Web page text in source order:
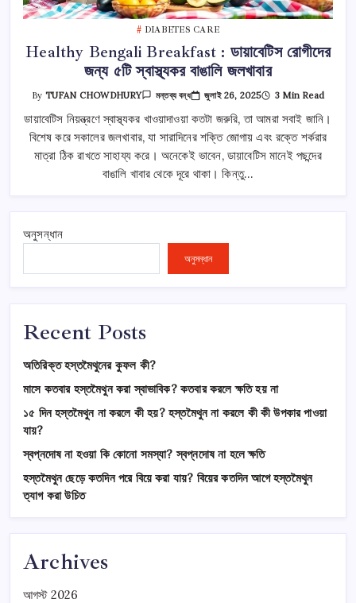
DIABETES CARE
Healthy Bengali Breakfast : ডায়াবেটিস রোগীদের
জন্য ৫টি স্বাস্থ্যকর বাঙালি জলখাবার
By TUFAN CHOWDHURY
Healthy
Bengali
Breakfast
:
ডায়াবেটিস
জন্য
স্বাস্থ্যকর
মন্তব্য বন্ধ জুলাই 26, 2025 3 Min Read
ডায়াবেটিস নিয়ন্ত্রণে স্বাস্থ্যকর খাওয়াদাওয়া কতটা জরুরি, তা আমরা সবাই জানি।
বিশেষ করে সকালের জলখাবার, যা সারাদিনের শক্তি জোগায় এবং রক্তে শর্করার
মাত্রা ঠিক রাখতে সাহায্য করে। অনেকেই ভাবেন, ডায়াবেটিস মানেই পছন্দের
বাঙালি খাবার থেকে দূরে থাকা। কিন্তু…
অনুসন্ধান
অনুসন্ধান
Recent Posts
অতিরিক্ত হস্তমৈথুনের কুফল কী?
মাসে কতবার হস্তমৈথুন করা স্বাভাবিক? কতবার করলে ক্ষতি হয় না
১৫ দিন হস্তমৈথুন না করলে কী হয়? হস্তমৈথুন না করলে কী কী উপকার পাওয়া
যায়?
স্বপ্নদোষ না হওয়া কি কোনো সমস্যা? স্বপ্নদোষ না হলে ক্ষতি
হস্তমৈথুন ছেড়ে কতদিন পরে বিয়ে করা যায়? বিয়ের কতদিন আগে হস্তমৈথুন
ত্যাগ করা উচিত
Archives
আগস্ট 2026